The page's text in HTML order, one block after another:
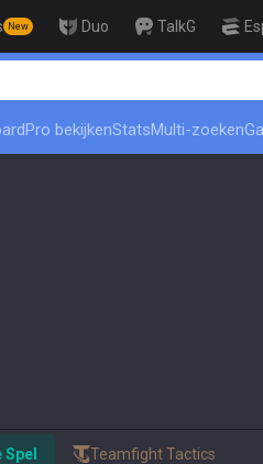
New Duo TalkG
🏆 Rank Up in 3 Days!
Pro bekijkenStatsMulti-zoeken
Spel Teamfight Tactics